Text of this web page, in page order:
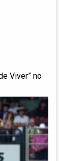
Viver” no